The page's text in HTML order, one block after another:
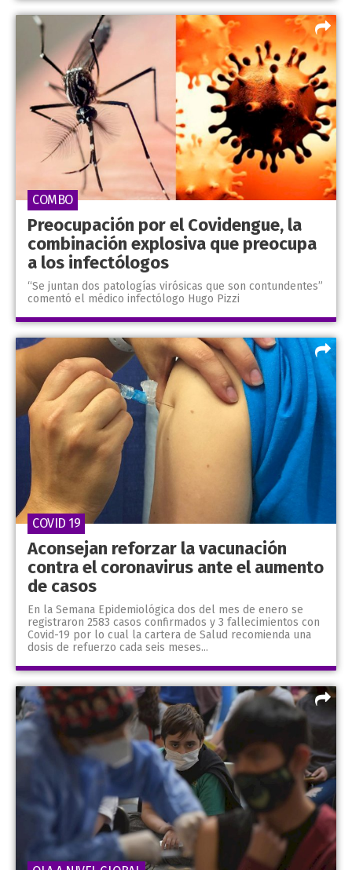
Preocupación por el Covidengue, la
combinación explosiva que preocupa
a los infectólogos
“Se juntan dos patologías virósicas que son contundentes”
comentó el médico infectólogo Hugo Pizzi
COMBO
Aconsejan reforzar la vacunación
contra el coronavirus ante el aumento
de casos
En la Semana Epidemiológica dos del mes de enero se
registraron 2583 casos confirmados y 3 fallecimientos con
Covid-19 por lo cual la cartera de Salud recomienda una
dosis de refuerzo cada seis meses...
COVID 19